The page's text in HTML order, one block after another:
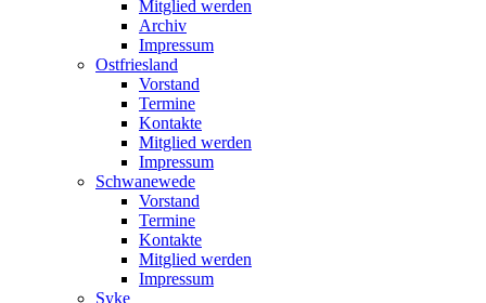
Mitglied werden
Archiv
Impressum
Ostfriesland
Vorstand
Termine
Kontakte
Mitglied werden
Impressum
Schwanewede
Vorstand
Termine
Kontakte
Mitglied werden
Impressum
Syke